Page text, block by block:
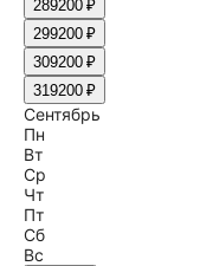
289200 ₽
299200 ₽
309200 ₽
319200 ₽
Сентябрь
Пн
Вт
Ср
Чт
Пт
Сб
Вс